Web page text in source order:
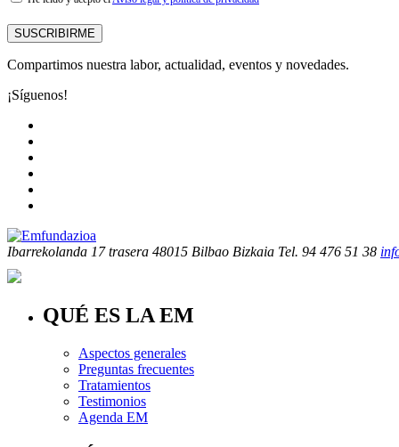
SUSCRIBIRME
Compartimos nuestra labor, actualidad, eventos y novedades.
¡Síguenos!
Ibarrekolanda 17 trasera 48015 Bilbao Bizkaia Tel. 94 476 51 38
QUÉ ES LA EM
Aspectos generales
Preguntas frecuentes
Tratamientos
Testimonios
Agenda EM